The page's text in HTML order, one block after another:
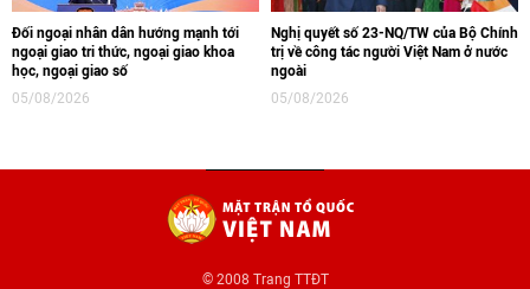
Đối ngoại nhân dân hướng mạnh tới
ngoại giao tri thức, ngoại giao khoa
học, ngoại giao số
05/08/2026
Nghị quyết số 23-NQ/TW của Bộ Chính
trị về công tác người Việt Nam ở nước
ngoài
05/08/2026
© 2008 Trang TTĐT